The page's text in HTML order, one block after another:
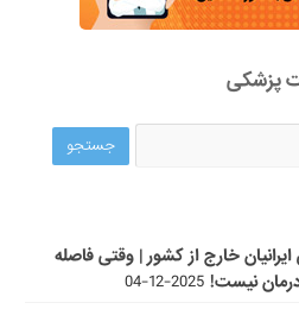
پزشکی
خارج از کشور | وقتی فاصله
درمان نیست! 2025-12-04